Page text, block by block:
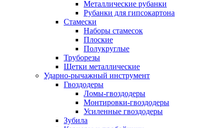
Металлические рубанки
Рубанки для гипсокартона
Стамески
Наборы стамесок
Плоские
Полукруглые
Труборезы
Щетки металлические
Ударно-рычажный инструмент
Гвоздодеры
Ломы-гвоздодеры
Монтировки-гвоздодеры
Усиленные гвоздодеры
Зубила